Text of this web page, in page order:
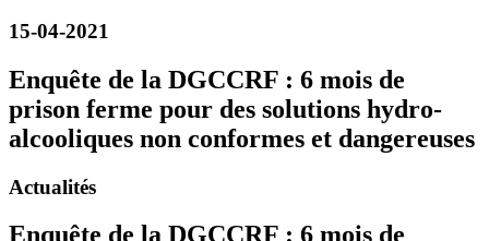
15-04-2021
Enquête de la DGCCRF : 6 mois de
prison ferme pour des solutions hydro-
alcooliques non conformes et dangereuses
Actualités
Enquête de la DGCCRF : 6 mois de